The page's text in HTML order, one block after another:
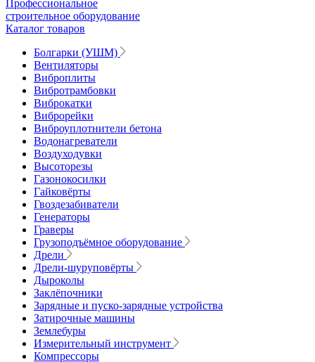
Профессиональное
строительное оборудование
Каталог товаров
Болгарки (УШМ)
Вентиляторы
Виброплиты
Вибротрамбовки
Виброкатки
Виброрейки
Виброуплотнители бетона
Водонагреватели
Воздуходувки
Высоторезы
Газонокосилки
Гайковёрты
Гвоздезабиватели
Генераторы
Граверы
Грузоподъёмное оборудование
Дрели
Дрели-шуруповёрты
Дыроколы
Заклёпочники
Зарядные и пуско-зарядные устройства
Затирочные машины
Землебуры
Измерительный инструмент
Компрессоры